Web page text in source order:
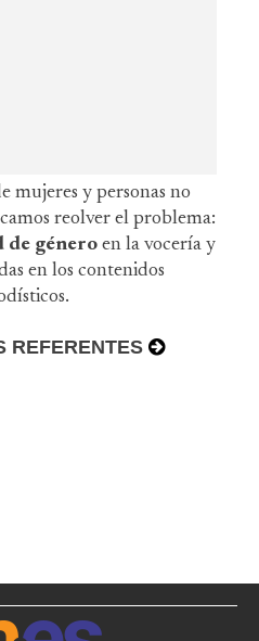
mujeres y personas no
reolver el problema:
de género en la vocería y
en los contenidos
REFERENTES